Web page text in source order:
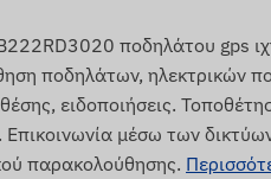
ποδηλάτου gps
ποδηλάτων, ηλεκτρικών
ειδοποιήσεις.
Επικοινωνία μέσω των
παρακολούθησης.